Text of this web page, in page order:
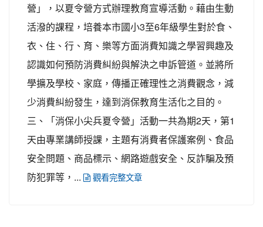
營」，以夏令營方式辦理教育宣導活動。藉由生動
活潑的課程，培養本市國小3至6年級學生對於食、
衣、住、行、育、樂等方面消費知識之學習興趣及
認識如何預防消費糾紛與解決之申訴管道。並將所
學擴及學校、家庭，傳播正確理性之消費觀念，減
少消費糾紛發生，達到消保教育生活化之目的。
三、「消保小尖兵夏令營」活動一共為期2天，第1
天由專業講師授課，主題有消費者保護案例、食品
安全問題、商品標示、網路遊戲安全、反詐騙及預
防犯罪等，...
觀看完整文章